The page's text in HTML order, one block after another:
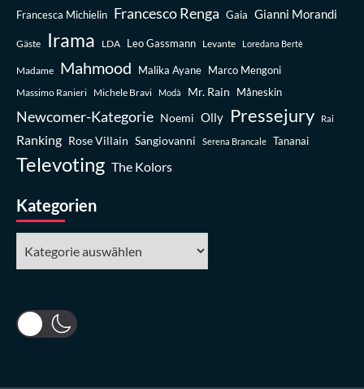
Francesca Michielin Francesco Renga Gaia Gianni Morandi
Gäste Irama LDA Leo Gassmann Levante Loredana Bertè
Madame Mahmood Malika Ayane Marco Mengoni
Massimo Ranieri Michele Bravi Modà Mr. Rain Måneskin
Newcomer-Kategorie Noemi Olly Pressejury Rai
Ranking Rose Villain Sangiovanni Serena Brancale Tananai
Televoting The Kolors
Kategorien